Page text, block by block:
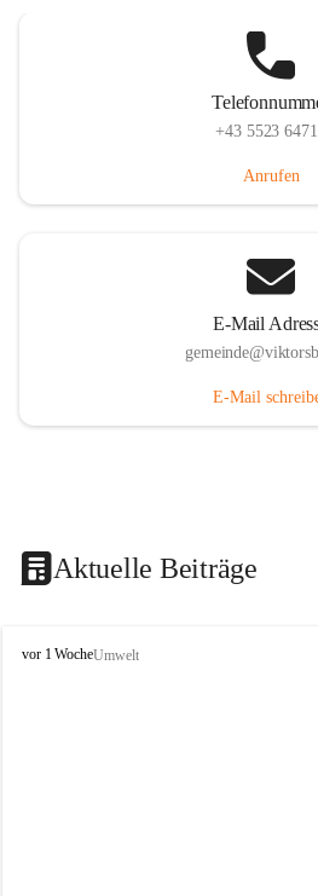
+43 5523
Anrufen
E-Mail
E-Mail
Aktuelle Beiträge
V
vor 1 WocheUmwelt